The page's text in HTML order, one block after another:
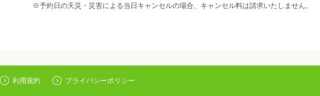
※予約日の天災・災害による当日キャンセルの場合、キャンセル料は請求いたしません。
利用規約 プライバシーポリシー